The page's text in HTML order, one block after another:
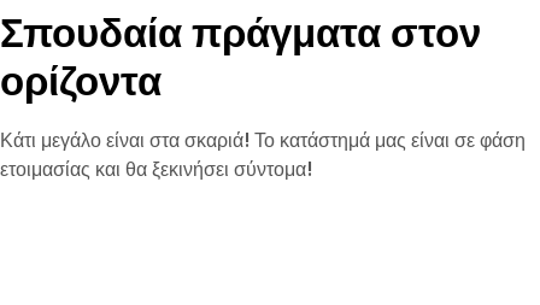
Σπουδαία πράγματα στον
ορίζοντα
Κάτι μεγάλο είναι στα σκαριά! Το κατάστημά μας είναι σε φάση
ετοιμασίας και θα ξεκινήσει σύντομα!